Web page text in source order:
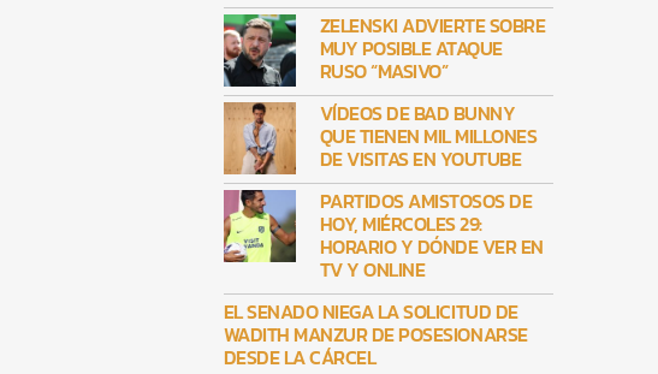
ZELENSKI ADVIERTE SOBRE
MUY POSIBLE ATAQUE
RUSO “MASIVO”
VÍDEOS DE BAD BUNNY
QUE TIENEN MIL MILLONES
DE VISITAS EN YOUTUBE
PARTIDOS AMISTOSOS DE
HOY, MIÉRCOLES 29:
HORARIO Y DÓNDE VER EN
TV Y ONLINE
EL SENADO NIEGA LA SOLICITUD DE
WADITH MANZUR DE POSESIONARSE
DESDE LA CÁRCEL